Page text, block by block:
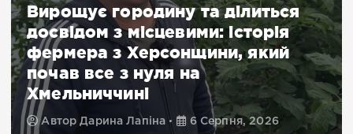
Вирощує городину та ділиться
досвідом з місцевими: історія
фермера з Херсонщини, який
почав все з нуля на
Хмельниччині
АвторДарина Лапіна 6 Серпня, 2026